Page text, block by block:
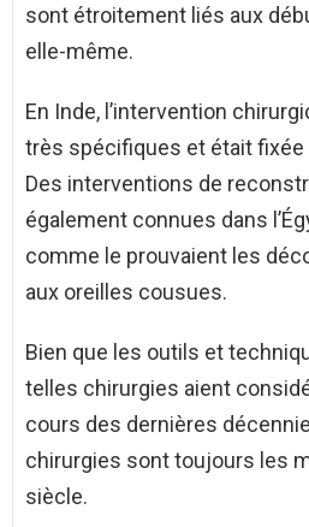
sont étroitement liés aux
elle-même.
En Inde, l’intervention
très spécifiques et était fixée
Des interventions de
également connues dans
comme le prouvaient les
aux oreilles cousues.
Bien que les outils et
telles chirurgies aient
cours des dernières
chirurgies sont toujours les
siècle.